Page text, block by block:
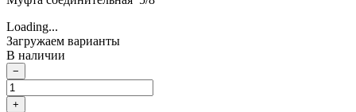
Loading...
Загружаем варианты
В наличии
−
+